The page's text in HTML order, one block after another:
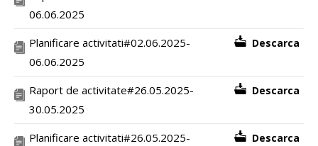
06.06.2025
Planificare activitati#02.06.2025-
06.06.2025
Descarca
Raport de activitate#26.05.2025-
30.05.2025
Descarca
Planificare activitati#26.05.2025-
Descarca